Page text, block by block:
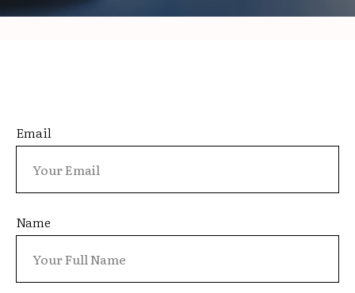
Email
Name